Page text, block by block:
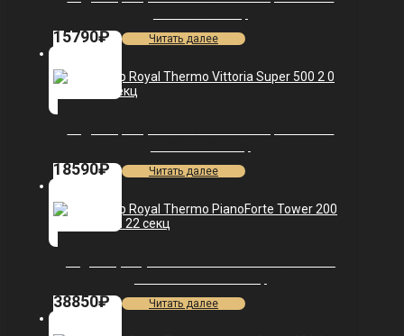
15790₽ Читать далее
18590₽ Читать далее
38850₽ Читать далее